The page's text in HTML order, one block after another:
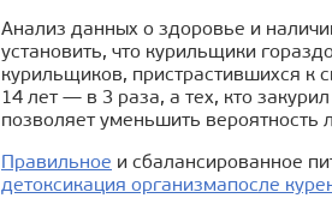
Анализ данных о здоровье и
установить, что курильщики
курильщиков, пристрастившихся к
14 лет — в 3 раза, а тех, кто
позволяет уменьшить вероятность
Правильное и сбалансированное
детоксикация организмапосле